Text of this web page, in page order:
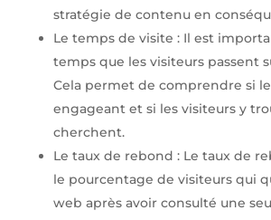
stratégie de contenu en
Le temps de visite : Il est
temps que les visiteurs passent
Cela permet de comprendre si
engageant et si les visiteurs y
cherchent.
Le taux de rebond : Le taux de
le pourcentage de visiteurs qui
web après avoir consulté une